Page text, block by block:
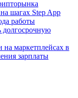
шагах Step App
работы
долгосрочную
на маркетплейсах в
зарплаты